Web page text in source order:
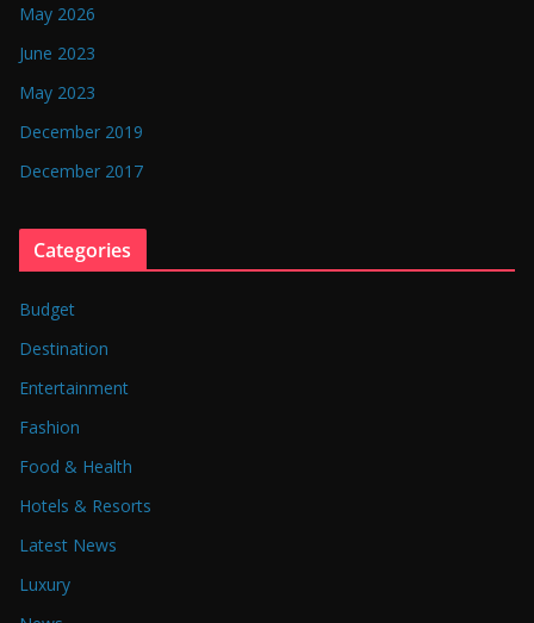
May 2026
June 2023
May 2023
December 2019
December 2017
Categories
Budget
Destination
Entertainment
Fashion
Food & Health
Hotels & Resorts
Latest News
Luxury